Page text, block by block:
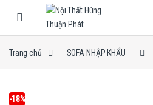
Skip to navigation
Skip to content
Trang chủ SOFA NHẬP KHẨU
-18%